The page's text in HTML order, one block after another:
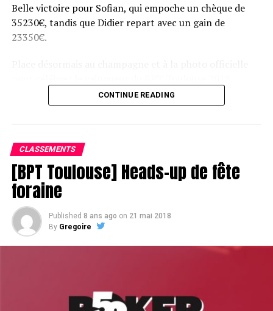
Belle victoire pour Sofian, qui empoche un chèque de
35230€, tandis que Didier repart avec un gain de
23350€.
CONTINUE READING
CLASSEMENTS
[BPT Toulouse] Heads-up de fête
foraine
Published 8 ans ago on 21 mai 2018
By Gregoire